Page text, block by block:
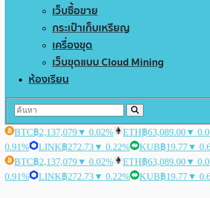
เว็บซื้อขาย
กระเป๋าเก็บเหรียญ
เครื่องขุด
เว็บขุดแบบ Cloud Mining
ห้องเรียน
BTC฿2,137,079▼ 0.02% ETH฿63,089.00▼
0.91%
LINK฿272.73▼ 0.22% KUB฿19.77▼
BTC฿2,137,079▼ 0.02% ETH฿63,089.00▼
0.91%
LINK฿272.73▼ 0.22% KUB฿19.77▼